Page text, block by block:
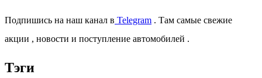
Подпишись на наш канал в Telegram . Там самые свежие
акции , новости и поступление автомобилей .
Тэги